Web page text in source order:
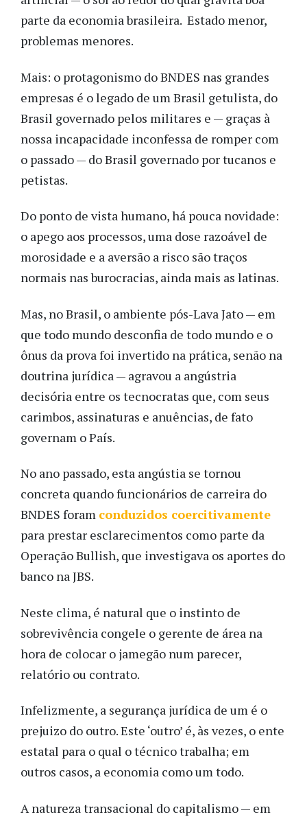
parte da economia brasileira. Estado menor,
problemas menores.
Mais: o protagonismo do BNDES nas grandes
empresas é o legado de um Brasil getulista, do
Brasil governado pelos militares e — graças à
nossa incapacidade inconfessa de romper com
o passado — do Brasil governado por tucanos e
petistas.
Do ponto de vista humano, há pouca novidade:
o apego aos processos, uma dose razoável de
morosidade e a aversão a risco são traços
normais nas burocracias, ainda mais as latinas.
Mas, no Brasil, o ambiente pós-Lava Jato — em
que todo mundo desconfia de todo mundo e o
ônus da prova foi invertido na prática, senão na
doutrina jurídica — agravou a angústria
decisória entre os tecnocratas que, com seus
carimbos, assinaturas e anuências, de fato
governam o País.
No ano passado, esta angústia se tornou
concreta quando funcionários de carreira do
BNDES foram conduzidos coercitivamente
para prestar esclarecimentos como parte da
Operação Bullish, que investigava os aportes do
banco na JBS.
Neste clima, é natural que o instinto de
sobrevivência congele o gerente de área na
hora de colocar o jamegão num parecer,
relatório ou contrato.
Infelizmente, a segurança jurídica de um é o
prejuizo do outro. Este ‘outro’ é, às vezes, o ente
estatal para o qual o técnico trabalha; em
outros casos, a economia como um todo.
A natureza transacional do capitalismo — em